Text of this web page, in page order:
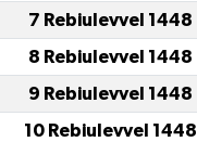
7 Rebiulevvel 1448
8 Rebiulevvel 1448
9 Rebiulevvel 1448
10 Rebiulevvel 1448